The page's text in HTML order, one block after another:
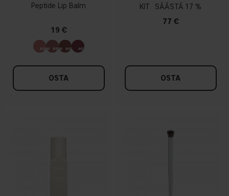
Peptide Lip Balm
19 €
OSTA
KIT
17 %
77 €
OSTA